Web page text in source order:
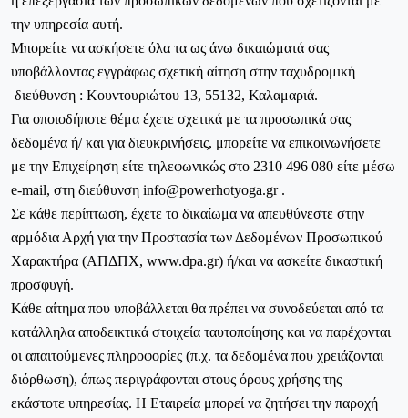
την υπηρεσία αυτή.
Μπορείτε να ασκήσετε όλα τα ως άνω δικαιώματά σας
υποβάλλοντας εγγράφως σχετική αίτηση στην ταχυδρομική
διεύθυνση : Κουντουριώτου 13, 55132, Καλαμαριά.
Για οποιοδήποτε θέμα έχετε σχετικά με τα προσωπικά σας
δεδομένα ή/ και για διευκρινήσεις, μπορείτε να επικοινωνήσετε
με την Επιχείρηση είτε τηλεφωνικώς στο 2310 496 080 είτε μέσω
e-mail, στη διεύθυνση info@powerhotyoga.gr .
Σε κάθε περίπτωση, έχετε το δικαίωμα να απευθύνεστε στην
αρμόδια Αρχή για την Προστασία των Δεδομένων Προσωπικού
Χαρακτήρα (ΑΠΔΠΧ, www.dpa.gr) ή/και να ασκείτε δικαστική
προσφυγή.
Κάθε αίτημα που υποβάλλεται θα πρέπει να συνοδεύεται από τα
κατάλληλα αποδεικτικά στοιχεία ταυτοποίησης και να παρέχονται
οι απαιτούμενες πληροφορίες (π.χ. τα δεδομένα που χρειάζονται
διόρθωση), όπως περιγράφονται στους όρους χρήσης της
εκάστοτε υπηρεσίας. H Εταιρεία μπορεί να ζητήσει την παροχή